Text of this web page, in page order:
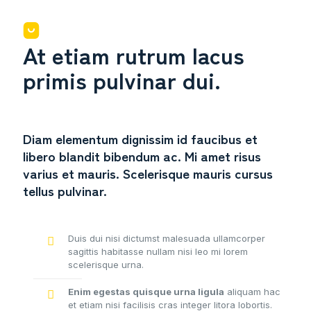
At etiam rutrum lacus
primis pulvinar dui.
Diam elementum dignissim id faucibus et
libero blandit bibendum ac. Mi amet risus
varius et mauris. Scelerisque mauris cursus
tellus pulvinar.
Duis dui nisi dictumst malesuada ullamcorper
sagittis habitasse nullam nisi leo mi lorem
scelerisque urna.
Enim egestas quisque urna ligula aliquam hac
et etiam nisi facilisis cras integer litora lobortis.